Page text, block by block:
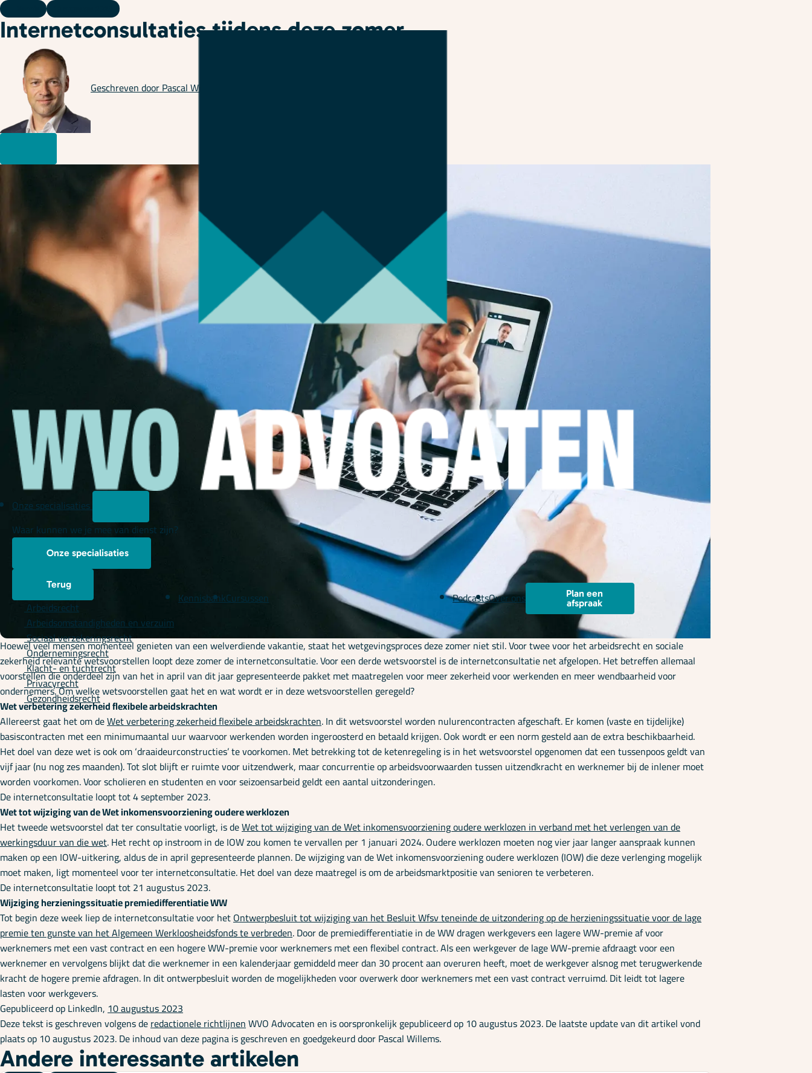
Onze specialisaties
Waar kunnen we je mee van dienst zijn?
Onze specialisaties
Terug
Arbeidsrecht
Arbeidsomstandigheden en verzuim
Sociaal verzekeringsrecht
Ondernemingsrecht
Klacht- en tuchtrecht
Privacyrecht
Gezondheidsrecht
KennisbankCursussen PodcastsOver ons
Plan een
afspraak
Internetconsultaties tijdens deze zomer
Geschreven doorPascal Willems
Hoewel veel mensen momenteel genieten van een welverdiende vakantie, staat het wetgevingsproces deze zomer niet stil. Voor twee voor het arbeidsrecht en sociale
zekerheid relevante wetsvoorstellen loopt deze zomer de internetconsultatie. Voor een derde wetsvoorstel is de internetconsultatie net afgelopen. Het betreffen allemaal
voorstellen die onderdeel zijn van het in april van dit jaar gepresenteerde pakket met maatregelen voor meer zekerheid voor werkenden en meer wendbaarheid voor
ondernemers. Om welke wetsvoorstellen gaat het en wat wordt er in deze wetsvoorstellen geregeld?
Wet verbetering zekerheid flexibele arbeidskrachten
Allereerst gaat het om deWet verbetering zekerheid flexibele arbeidskrachten. In dit wetsvoorstel worden nulurencontracten afgeschaft. Er komen (vaste en tijdelijke)
basiscontracten met een minimumaantal uur waarvoor werkenden worden ingeroosterd en betaald krijgen. Ook wordt er een norm gesteld aan de extra beschikbaarheid.
Het doel van deze wet is ook om ‘draaideurconstructies’ te voorkomen. Met betrekking tot de ketenregeling is in het wetsvoorstel opgenomen dat een tussenpoos geldt van
vijf jaar (nu nog zes maanden). Tot slot blijft er ruimte voor uitzendwerk, maar concurrentie op arbeidsvoorwaarden tussen uitzendkracht en werknemer bij de inlener moet
worden voorkomen. Voor scholieren en studenten en voor seizoensarbeid geldt een aantal uitzonderingen.
De internetconsultatie loopt tot 4 september 2023.
Wet tot wijziging van de Wet inkomensvoorziening oudere werklozen
Het tweede wetsvoorstel dat ter consultatie voorligt, is deWet tot wijziging van de Wet inkomensvoorziening oudere werklozen in verband met het verlengen van de
werkingsduur van die wet. Het recht op instroom in de IOW zou komen te vervallen per 1 januari 2024. Oudere werklozen moeten nog vier jaar langer aanspraak kunnen
maken op een IOW-uitkering, aldus de in april gepresenteerde plannen. De wijziging van de Wet inkomensvoorziening oudere werklozen (IOW) die deze verlenging mogelijk
moet maken, ligt momenteel voor ter internetconsultatie. Het doel van deze maatregel is om de arbeidsmarktpositie van senioren te verbeteren.
De internetconsultatie loopt tot 21 augustus 2023.
Wijziging herzieningssituatie premiedifferentiatie WW
Tot begin deze week liep de internetconsultatie voor hetOntwerpbesluit tot wijziging van het Besluit Wfsv teneinde de uitzondering op de herzieningssituatie voor de lage
premie ten gunste van het Algemeen Werkloosheidsfonds te verbreden. Door de premiedifferentiatie in de WW dragen werkgevers een lagere WW-premie af voor
werknemers met een vast contract en een hogere WW-premie voor werknemers met een flexibel contract. Als een werkgever de lage WW-premie afdraagt voor een
werknemer en vervolgens blijkt dat die werknemer in een kalenderjaar gemiddeld meer dan 30 procent aan overuren heeft, moet de werkgever alsnog met terugwerkende
kracht de hogere premie afdragen. In dit ontwerpbesluit worden de mogelijkheden voor overwerk door werknemers met een vast contract verruimd. Dit leidt tot lagere
lasten voor werkgevers.
Gepubliceerd op LinkedIn,10 augustus 2023
Deze tekst is geschreven volgens deredactionele richtlijnenWVO Advocaten en is oorspronkelijk gepubliceerd op 10 augustus 2023. De laatste update van dit artikel vond
plaats op 10 augustus 2023. De inhoud van deze pagina is geschreven en goedgekeurd door Pascal Willems.
Andere interessante artikelen